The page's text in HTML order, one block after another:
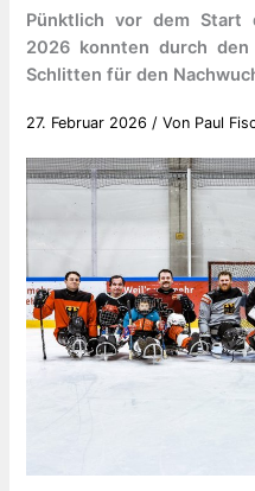
Pünktlich vor dem Start
2026 konnten durch den
Schlitten für den
27. Februar 2026 / Von Paul